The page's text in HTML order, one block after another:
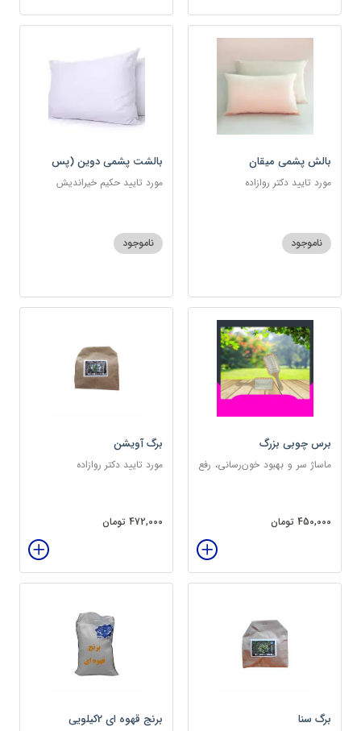
بالش پشمی میقان
مورد تایید دکتر روازاده
ناموجود
بالشت پشمی دوین (پس
کرایه)
مورد تایید حکیم خیراندیش
ناموجود
برس چوبی بزرگ
ماساژ سر و بهبود خون‌رسانی، رفع
450,000 تومان
برگ آویشن
مورد تایید دکتر روازاده
472,000 تومان
برگ سنا برنج قهوه ای 2کیلویی